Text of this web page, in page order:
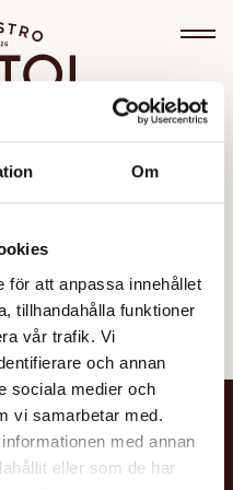
Om
för att anpassa innehållet
tillhandahålla funktioner
vår trafik. Vi
och annan
sociala medier och
vi samarbetar med.
med annan
eller som de har